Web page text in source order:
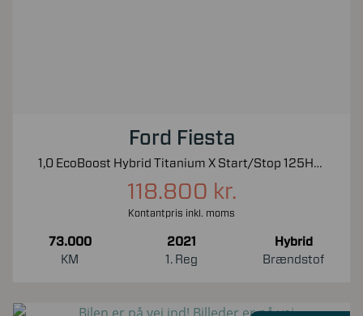
Ford Fiesta
1,0 EcoBoost Hybrid Titanium X Start/Stop 125HK 5d 6g
118.800 kr.
Kontantpris inkl. moms
73.000
KM
2021
1. Reg
Hybrid
Brændstof